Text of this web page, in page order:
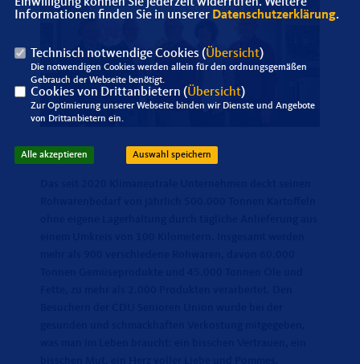
Informationen finden Sie in unserer Datenschutzerklärung.
Technisch notwendige Cookies (Übersicht)
Die notwendigen Cookies werden allein für den ordnungsgemäßen
Gebrauch der Webseite benötigt.
Cookies von Drittanbietern (Übersicht)
Zur Optimierung unserer Webseite binden wir Dienste und Angebote
von Drittanbietern ein.
Alle akzeptieren Auswahl speichern